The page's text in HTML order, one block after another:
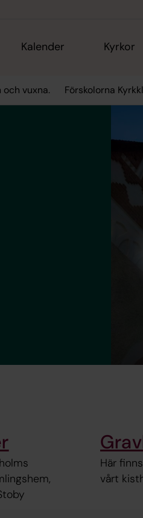
Kalender Kyrkor
vuxna. Förskolorna
Här
vårt